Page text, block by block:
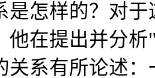
是怎样的？对
他在提出并分
关系有所论述